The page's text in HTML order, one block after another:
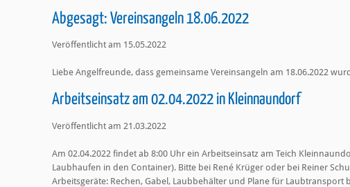
Abgesagt: Vereinsangeln 18.06.2022
Veröffentlicht am 15.05.2022
Liebe Angelfreunde, dass gemeinsame Vereinsangeln am 18.06.2022
Arbeitseinsatz am 02.04.2022 in Kleinnaundorf
Veröffentlicht am 21.03.2022
Am 02.04.2022 findet ab 8:00 Uhr ein Arbeitseinsatz am Teich
Laubhaufen in den Container). Bitte bei René Krüger oder bei Reiner
Arbeitsgeräte: Rechen, Gabel, Laubbehälter und Plane für Laubtransport